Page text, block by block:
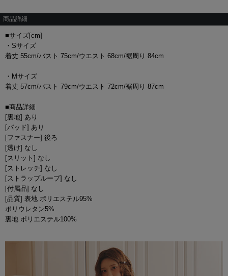
商品詳細
■サイズ[cm]
・Sサイズ
着丈 55cm/バスト 75cm/ウエスト 68cm/裾周り 84cm
・Mサイズ
着丈 57cm/バスト 79cm/ウエスト 72cm/裾周り 87cm
■商品詳細
[裏地] あり
[パッド] あり
[ファスナー] 後ろ
[透け] なし
[スリット] なし
[ストレッチ] なし
[ストラップループ] なし
[付属品] なし
[品質] 表地 ポリエステル95%
ポリウレタン5%
裏地 ポリエステル100%